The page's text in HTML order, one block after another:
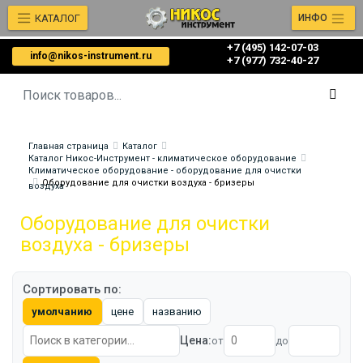
info@nikos-instrument.ru
+7 (495) 142-07-03
‎‎+7 (977) 732-40-27
КАТАЛОГ ИНФО
Главная страница
Каталог
Каталог Никос-Инструмент - климатическое оборудование
Климатическое оборудование - оборудование для очистки
воздуха
Оборудование для очистки воздуха - бризеры
Оборудование для очистки
воздуха - бризеры
Сортировать по:
умолчанию цене названию
Цена:от до